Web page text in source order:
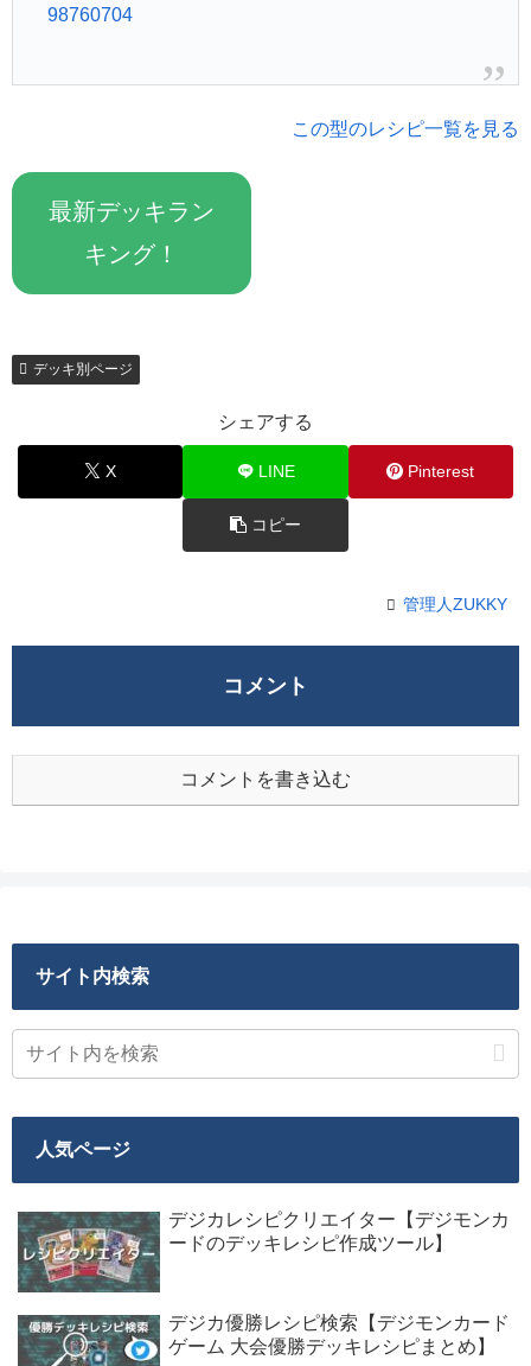
98760704
この型のレシピ一覧を見る
最新デッキラン
キング！
デッキ別ページ
シェアする
X LINE Pinterest
コピー
管理人ZUKKY
コメント
コメントを書き込む
サイト内検索
人気ページ
デジカレシピクリエイター【デジモンカ
ードのデッキレシピ作成ツール】
デジカ優勝レシピ検索【デジモンカード
ゲーム 大会優勝デッキレシピまとめ】